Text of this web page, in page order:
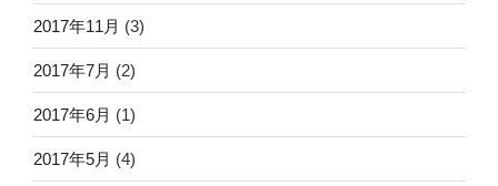
2017年11月 (3)
2017年7月 (2)
2017年6月 (1)
2017年5月 (4)